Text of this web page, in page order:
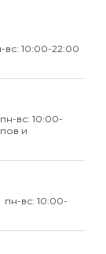
вс: 10:00-22:00
пн-вс: 10:00-
и
пн-вс: 10:00-